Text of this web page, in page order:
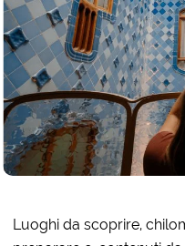
Luoghi da scoprire,